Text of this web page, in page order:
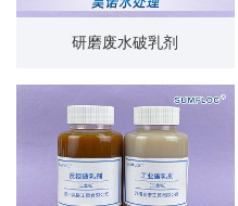
研磨废水破乳剂